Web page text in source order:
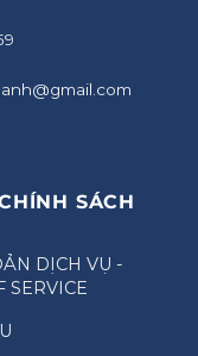
SÁCH
DỊCH VỤ -
SERVICE